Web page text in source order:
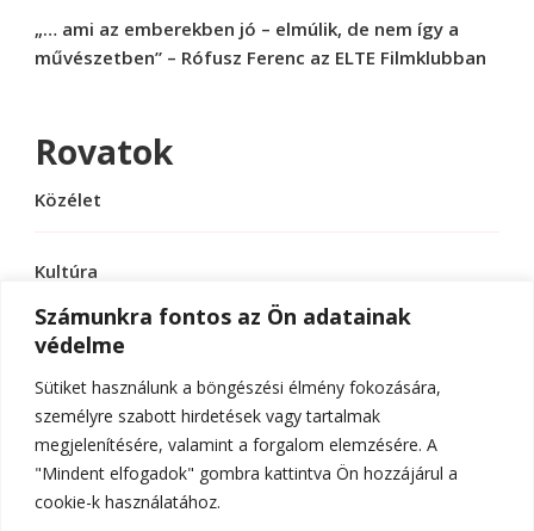
Számunkra fontos az Ön adatainak
védelme
Sütiket használunk a böngészési élmény fokozására,
személyre szabott hirdetések vagy tartalmak
megjelenítésére, valamint a forgalom elemzésére. A
"Mindent elfogadok" gombra kattintva Ön hozzájárul a
cookie-k használatához.
„… ami az emberekben jó – elmúlik, de nem így a
művészetben” – Rófusz Ferenc az ELTE Filmklubban
Rovatok
Közélet
Kultúra
Sport
Tudomány